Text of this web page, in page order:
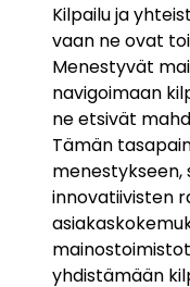
Kilpailu ja
vaan ne ovat
Menestyvät
navigoimaan
ne etsivät
Tämän
menestykseen,
innovatiivisten
yhdistämään